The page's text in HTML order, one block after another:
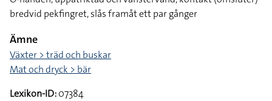
bredvid pekfingret, slås framåt ett par gånger
Ämne
Växter > träd och buskar
Mat och dryck > bär
Lexikon-ID:07384